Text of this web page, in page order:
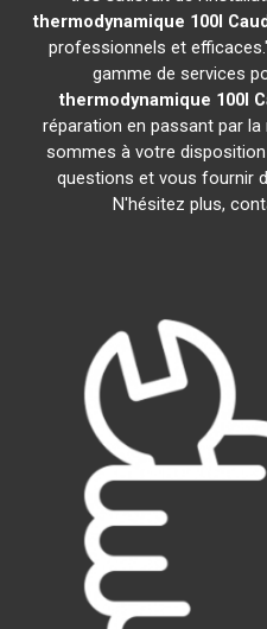
thermodynamique 100l
professionnels et
gamme de services
thermodynamique 100l
réparation en passant par
sommes à votre
questions et vous fournir
N'hésitez plus,